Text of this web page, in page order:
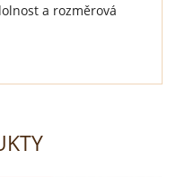
a rozměrová